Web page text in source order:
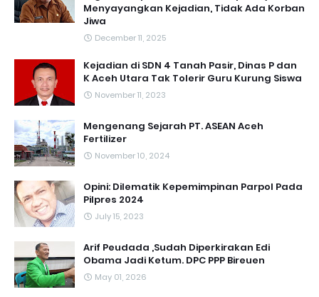
Menyayangkan Kejadian, Tidak Ada Korban
Jiwa
December 11, 2025
Kejadian di SDN 4 Tanah Pasir, Dinas P dan
K Aceh Utara Tak Tolerir Guru Kurung Siswa
November 11, 2023
Mengenang Sejarah PT. ASEAN Aceh
Fertilizer
November 10, 2024
Opini: Dilematik Kepemimpinan Parpol Pada
Pilpres 2024
July 15, 2023
Arif Peudada ,Sudah Diperkirakan Edi
Obama Jadi Ketum. DPC PPP Bireuen
May 01, 2026